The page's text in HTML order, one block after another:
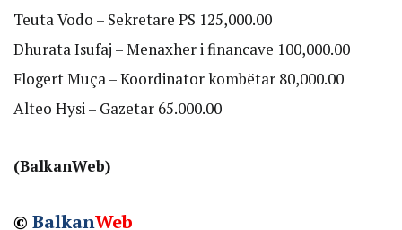
Teuta Vodo – Sekretare PS 125,000.00
Dhurata Isufaj – Menaxher i financave 100,000.00
Flogert Muça – Koordinator kombëtar 80,000.00
Alteo Hysi – Gazetar 65.000.00
(BalkanWeb)
© BalkanWeb